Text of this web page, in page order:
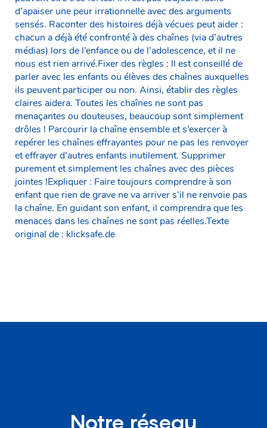
d’apaiser une peur irrationnelle avec des arguments
sensés. Raconter des histoires déjà vécues peut aider :
chacun a déjà été confronté à des chaînes (via d’autres
médias) lors de l’enfance ou de l’adolescence, et il ne
nous est rien arrivé.Fixer des règles : Il est conseillé de
parler avec les enfants ou élèves des chaînes auxquelles
ils peuvent participer ou non. Ainsi, établir des règles
claires aidera. Toutes les chaînes ne sont pas
menaçantes ou douteuses, beaucoup sont simplement
drôles ! Parcourir la chaîne ensemble et s’exercer à
repérer les chaînes effrayantes pour ne pas les renvoyer
et effrayer d’autres enfants inutilement. Supprimer
purement et simplement les chaînes avec des pièces
jointes !Expliquer : Faire toujours comprendre à son
enfant que rien de grave ne va arriver s’il ne renvoie pas
la chaîne. En guidant son enfant, il comprendra que les
menaces dans les chaînes ne sont pas réelles.Texte
original de : klicksafe.de
Notre réseau